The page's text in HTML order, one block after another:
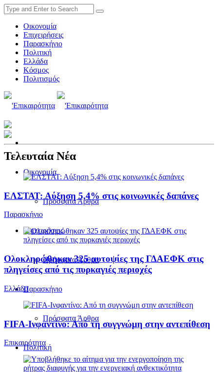
Οικονομία
Επιχειρήσεις
Παρασκήνιο
Πολιτική
Ελλάδα
Κόσμος
Πολιτισμός
Οικονομία
Πρόσφατα Άρθρα
Επιχειρήσεις
Πρόσφατα Άρθρα
Παρασκήνιο
Πρόσφατα Άρθρα
Πολιτική
Τελευταία Νέα
ΕΛΣΤΑΤ: Αύξηση 5,4% στις κοινωνικές δαπάνες
Παρασκήνιο
Ολοκληρώθηκαν 325 αυτοψίες της ΓΔΑΕΦΚ στις
πληγείσες από τις πυρκαγιές περιοχές
Ελλάδα
FIFA-Ινφαντίνο: Από τη συγγνώμη στην αντεπίθεση
Επικαιρότητα